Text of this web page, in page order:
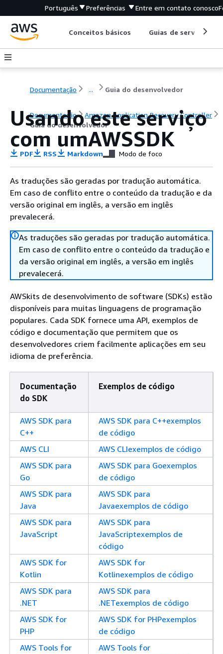
Português Preferências Entre em contato conosco
Conceitos básicos Guias de serviço
Documentação ... Guia do desenvolvedor
Documentação
Amazon Application Recovery Controller
Guia do desenvolvedor
Usando este serviço
com umAWSSDK
PDF RSS Markdown Modo de foco
As traduções são geradas por tradução automática.
Em caso de conflito entre o conteúdo da tradução e da
versão original em inglês, a versão em inglês
prevalecerá.
As traduções são geradas por tradução automática.
Em caso de conflito entre o conteúdo da tradução e
da versão original em inglês, a versão em inglês
prevalecerá.
AWSkits de desenvolvimento de software (SDKs) estão
disponíveis para muitas linguagens de programação
populares. Cada SDK fornece uma API, exemplos de
código e documentação que permitem que os
desenvolvedores criem facilmente aplicações em seu
idioma de preferência.
Documentação
do SDK
Exemplos de código
AWS SDK para
C++
AWS SDK para C++exemplos
de código
AWS CLI
AWS CLIexemplos de código
AWS SDK para
Go
AWS SDK para Goexemplos
de código
AWS SDK para
Java
AWS SDK para
Javaexemplos de código
AWS SDK para
JavaScript
AWS SDK para
JavaScriptexemplos de
código
AWS SDK for
Kotlin
AWS SDK for
Kotlinexemplos de código
AWS SDK para
.NET
AWS SDK para
.NETexemplos de código
AWS SDK for
PHP
AWS SDK for PHPexemplos
de código
AWS Tools for
AWS Tools for